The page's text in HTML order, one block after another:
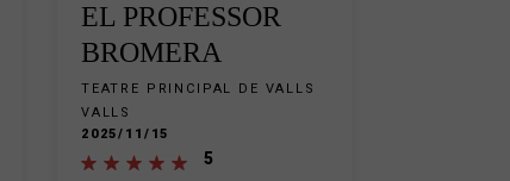
EL PROFESSOR
BROMERA
TEATRE PRINCIPAL DE VALLS
VALLS
2025/11/15
5